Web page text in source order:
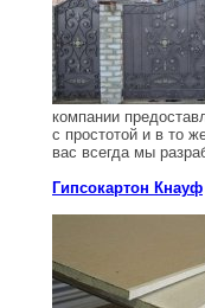
компании
с простотой и в то
вас всегда мы
Гипсокартон Кнауф